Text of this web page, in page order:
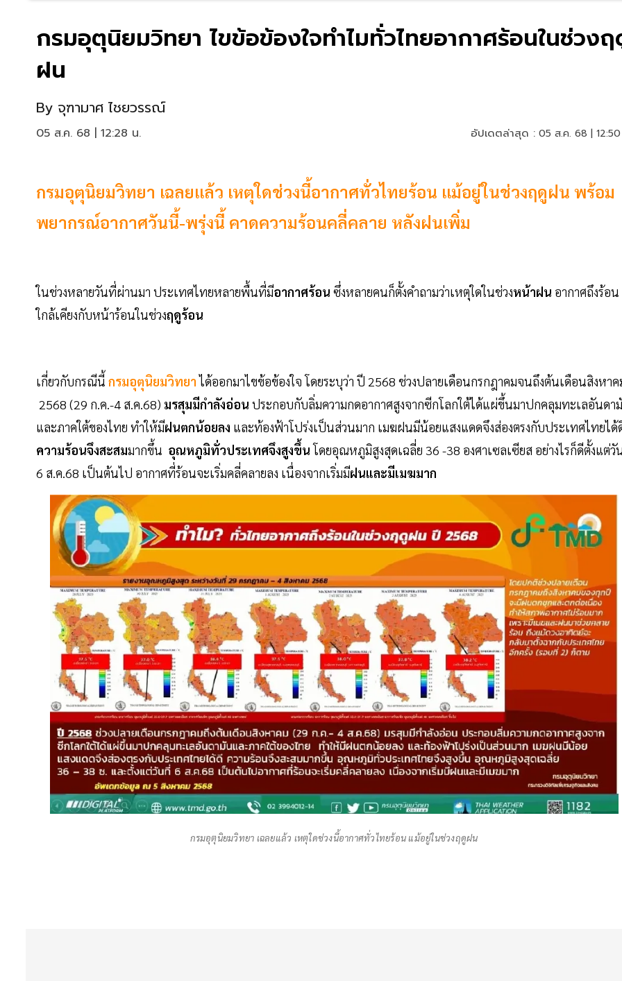
กรมอุตุนิยมวิทยา ไขข้อข้องใจทำไมทั่วไทยอากาศร้อนในช่วง
ฝน
By จุฑามาศ ไชยวรรณ์
05 ส.ค. 68 | 12:28 น. อัปเดตล่าสุด : 05 ส.ค. 68 |
กรมอุตุนิยมวิทยา เฉลยแล้ว เหตุใดช่วงนี้อากาศทั่วไทยร้อน แม้อยู่ในช่วงฤดูฝน พร้อม
พยากรณ์อากาศวันนี้-พรุ่งนี้ คาดความร้อนคลี่คลาย หลังฝนเพิ่ม
ในช่วงหลายวันที่ผ่านมา ประเทศไทยหลายพื้นที่มีอากาศร้อน ซึ่งหลายคนก็ตั้งคำถามว่าเหตุใดในช่วงหน้าฝน อากาศถึงร้อน
ใกล้เคียงกับหน้าร้อนในช่วงฤดูร้อน
เกี่ยวกับกรณีนี้ กรมอุตุนิยมวิทยาได้ออกมาไขข้อข้องใจ โดยระบุว่า ปี 2568 ช่วงปลายเดือนกรกฎาคมจนถึงต้นเดือนสิงหา
2568 (29 ก.ค.-4 ส.ค.68) มรสุมมีกำลังอ่อน ประกอบกับลิ่มความกดอากาศสูงจากซีกโลกใต้ได้แผ่ขึ้นมาปกคลุมทะเลอันดา
และภาคใต้ของไทย ทำให้มีฝนตกน้อยลง และท้องฟ้าโปร่งเป็นส่วนมาก เมฆฝนมีน้อยแสงแดดจึงส่องตรงกับประเทศไทยได้
ความร้อนจึงสะสมมากขึ้น อุณหภูมิทั่วประเทศจึงสูงขึ้นโดยอุณหภูมิสูงสุดเฉลี่ย 36 -38 องศาเซลเซียส อย่างไรก็ดีตั้งแต่
6 ส.ค.68 เป็นต้นไป อากาศที่ร้อนจะเริ่มคลี่คลายลง เนื่องจากเริ่มมีฝนและมีเมฆมาก
กรมอุตุนิยมวิทยา เฉลยแล้ว เหตุใดช่วงนี้อากาศทั่วไทยร้อน แม้อยู่ในช่วงฤดูฝน